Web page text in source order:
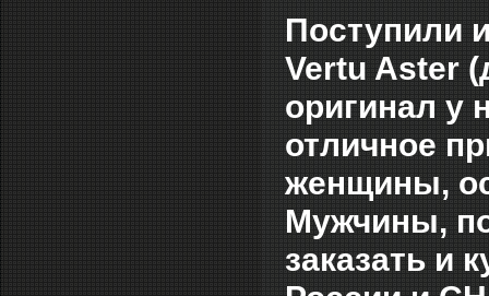
Поступили
Vertu Aster
оригинал у
отличное
женщины,
Мужчины,
заказать и